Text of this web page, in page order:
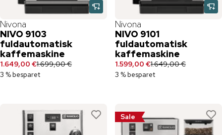
Nivona
NIVO 9103
fuldautomatisk
kaffemaskine
1.649,00 €1.699,00 €
3 % besparet
Nivona
NIVO 9101
fuldautomatisk
kaffemaskine
1.599,00 €1.649,00 €
3 % besparet
Sale